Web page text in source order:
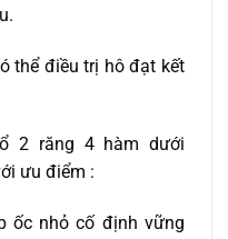
thể điều trị hô đạt kết
2 răng 4 hàm dưới
ưu điểm :
ốc nhỏ cố định vững